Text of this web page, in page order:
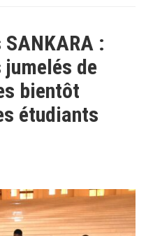
:
de
bientôt
étudiants